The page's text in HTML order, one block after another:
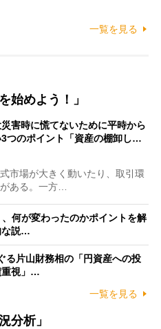
一覧を見る
始めよう！」
災害時に慌てないために平時から
つのポイント「資産の棚卸し…
市場が大きく動いたり、取引環
ある。一方…
何が変わったのかポイントを解
な説…
る片山財務相の「円資産への投
重視」…
一覧を見る
分析」